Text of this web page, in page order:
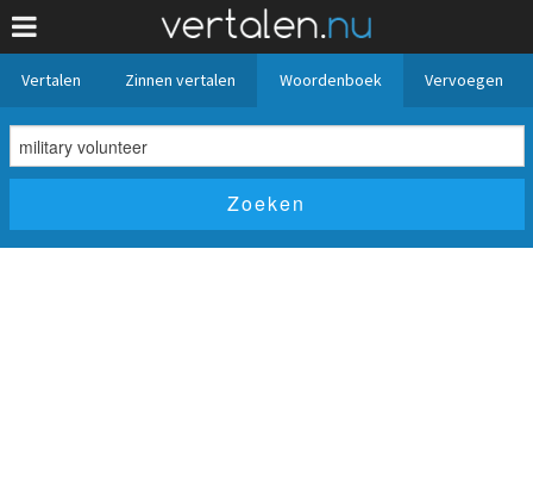
Vertalen Zinnen vertalen Woordenboek Vervoegen